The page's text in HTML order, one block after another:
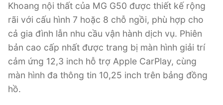
Khoang nội thất của MG G50 được thiết kế rộng
rãi với cấu hình 7 hoặc 8 chỗ ngồi, phù hợp cho
cả gia đình lẫn nhu cầu vận hành dịch vụ. Phiên
bản cao cấp nhất được trang bị màn hình giải trí
cảm ứng 12,3 inch hỗ trợ Apple CarPlay, cùng
màn hình đa thông tin 10,25 inch trên bảng đồng
hồ.